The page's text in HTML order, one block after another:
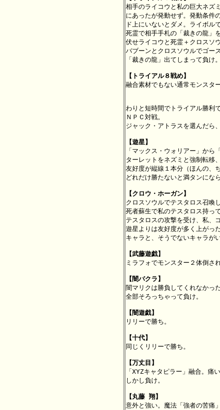
相手のライコウと私の巨大ネズ
にあったが発動せず。発動条件
ド上にいないとダメ。ライボル
死霊で相手手札の「裁きの龍」
伏せライコウと死霊＋クロスソ
バブーンとクロスソウルでゴー
「裁きの龍」出てしまって負
【トライアル８戦め】
融合素材でもない通常モンスタ
わりと短時間でトライアル勝利
ＮＰＣ対戦。
ジャック・アトラスを選んだら
【遊星】
「マックス・ウォリアー」か
ターレットをネズミと強制転移
友好度が縦線１本分（ほんの、
どれだけ勝たないと満タンにな
【クロウ・ホーガン】
クロスソウルでテスタロス召喚
死者蘇生で私のテスタロス持っ
テスタロスの攻撃を受け、私、
遊星よりは友好度が多く上がっ
キャラと、そうでないキャラが
【武藤遊戯】
ミラフォでモンスター２体倒さ
【闇バクラ】
闇マリクは勝負してくれなかっ
全部そろっちゃって負け。
【闇遊戯】
リリーで勝ち。
【十代】
同じくリリーで勝ち。
【万丈目】
「XYZキャタピラー」融合。痛
しかし負け。
【丸藤 翔】
意外と強い。魔法「強者の苦痛